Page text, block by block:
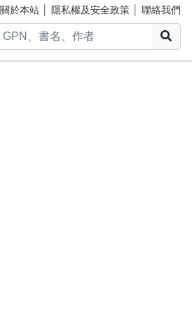
關於本站 隱私權及安全政策 聯絡我們